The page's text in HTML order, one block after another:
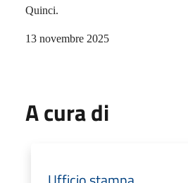
Quinci.
​13 novembre 2025
A cura di